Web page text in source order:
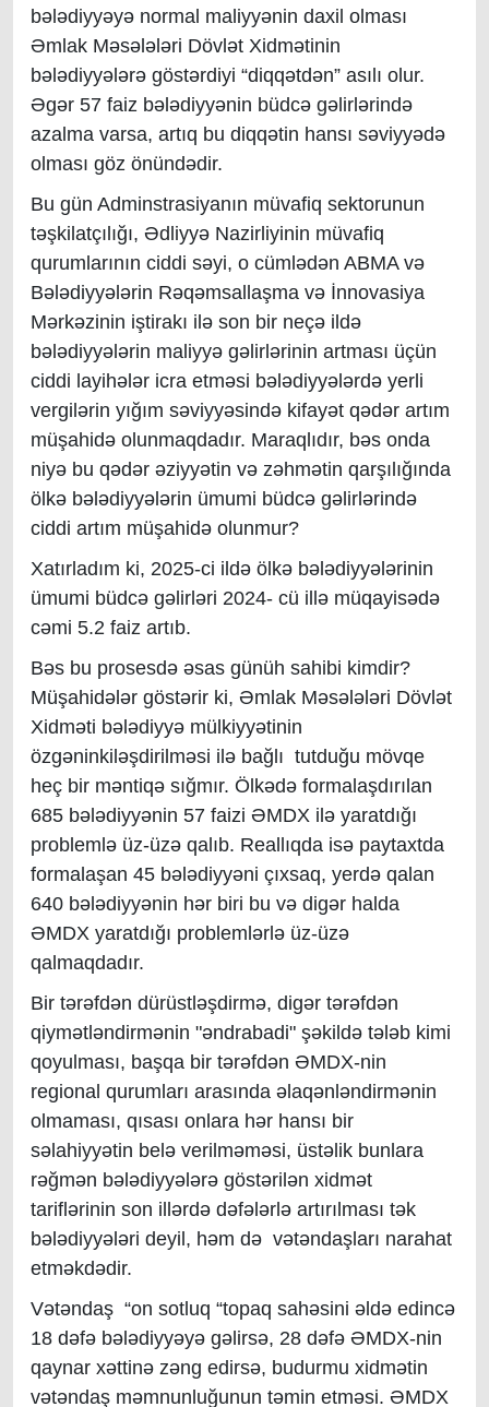
bələdiyyəyə normal maliyyənin daxil olması
Əmlak Məsələləri Dövlət Xidmətinin
bələdiyyələrə göstərdiyi “diqqətdən” asılı olur.
Əgər 57 faiz bələdiyyənin büdcə gəlirlərində
azalma varsa, artıq bu diqqətin hansı səviyyədə
olması göz önündədir.
Bu gün Adminstrasiyanın müvafiq sektorunun
təşkilatçılığı, Ədliyyə Nazirliyinin müvafiq
qurumlarının ciddi səyi, o cümlədən ABMA və
Bələdiyyələrin Rəqəmsallaşma və İnnovasiya
Mərkəzinin iştirakı ilə son bir neçə ildə
bələdiyyələrin maliyyə gəlirlərinin artması üçün
ciddi layihələr icra etməsi bələdiyyələrdə yerli
vergilərin yığım səviyyəsində kifayət qədər artım
müşahidə olunmaqdadır. Maraqlıdır, bəs onda
niyə bu qədər əziyyətin və zəhmətin qarşılığında
ölkə bələdiyyələrin ümumi büdcə gəlirlərində
ciddi artım müşahidə olunmur?
Xatırladım ki, 2025-ci ildə ölkə bələdiyyələrinin
ümumi büdcə gəlirləri 2024- cü illə müqayisədə
cəmi 5.2 faiz artıb.
Bəs bu prosesdə əsas günüh sahibi kimdir?
Müşahidələr göstərir ki, Əmlak Məsələləri Dövlət
Xidməti bələdiyyə mülkiyyətinin
özgəninkiləşdirilməsi ilə bağlı tutduğu mövqe
heç bir məntiqə sığmır. Ölkədə formalaşdırılan
685 bələdiyyənin 57 faizi ƏMDX ilə yaratdığı
problemlə üz-üzə qalıb. Reallıqda isə paytaxtda
formalaşan 45 bələdiyyəni çıxsaq, yerdə qalan
640 bələdiyyənin hər biri bu və digər halda
ƏMDX yaratdığı problemlərlə üz-üzə
qalmaqdadır.
Bir tərəfdən dürüstləşdirmə, digər tərəfdən
qiymətləndirmənin "əndrabadi" şəkildə tələb kimi
qoyulması, başqa bir tərəfdən ƏMDX-nin
regional qurumları arasında əlaqənləndirmənin
olmaması, qısası onlara hər hansı bir
səlahiyyətin belə verilməməsi, üstəlik bunlara
rəğmən bələdiyyələrə göstərilən xidmət
tariflərinin son illərdə dəfələrlə artırılması tək
bələdiyyələri deyil, həm də vətəndaşları narahat
etməkdədir.
Vətəndaş “on sotluq “topaq sahəsini əldə edincə
18 dəfə bələdiyyəyə gəlirsə, 28 dəfə ƏMDX-nin
qaynar xəttinə zəng edirsə, budurmu xidmətin
vətəndaş məmnunluğunun təmin etməsi. ƏMDX